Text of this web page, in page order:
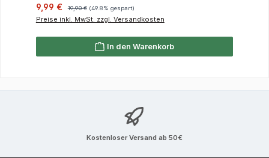
Verkaufspreis:
9,99 € 19,90 € (49.8% gespart)
Preise inkl. MwSt. zzgl. Versandkosten
In den Warenkorb
Kostenloser Versand ab 50€